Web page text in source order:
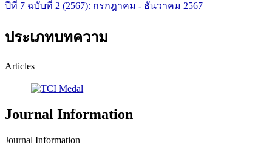
ปีที่ 7 ฉบับที่ 2 (2567): กรกฎาคม - ธันวาคม 2567
ประเภทบทความ
Articles
Journal Information
Journal Information